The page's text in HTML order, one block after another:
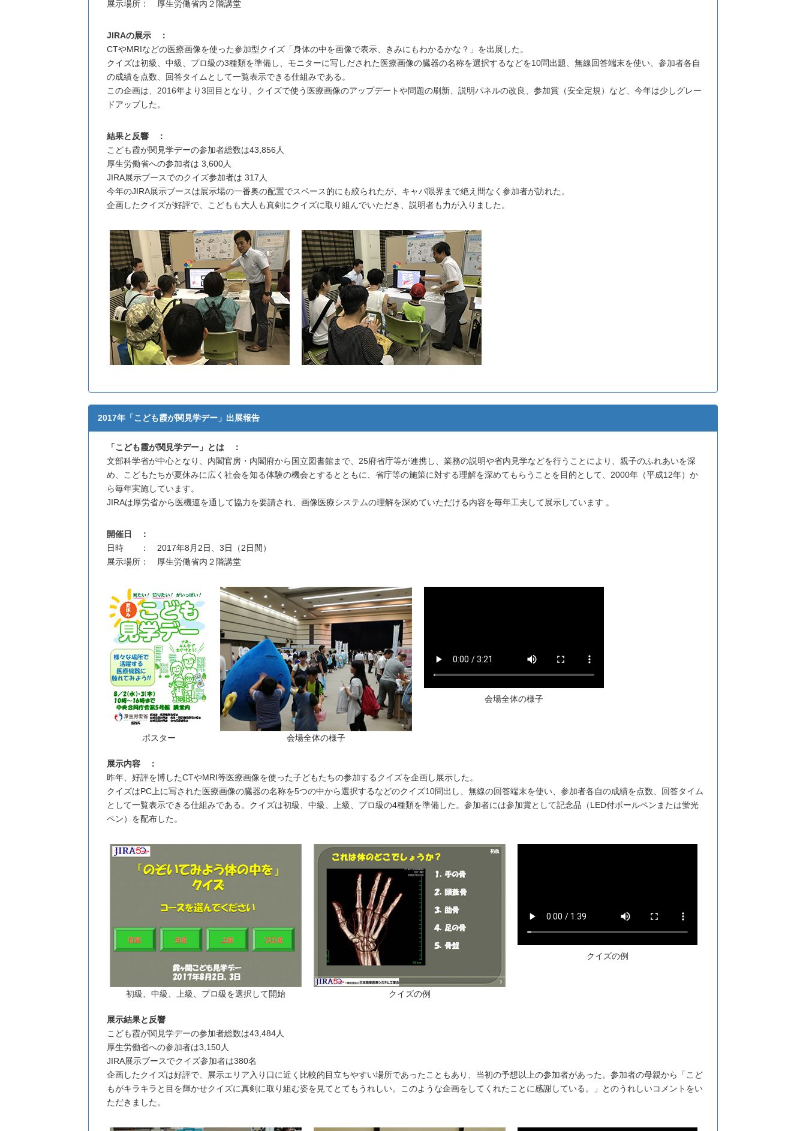
展示場所： 厚生労働省内２階講堂
JIRAの展示 ：
CTやMRIなどの医療画像を使った参加型クイズ「身体の中を画像で表示、きみにもわかるかな？」を出展した。
クイズは初級、中級、プロ級の3種類を準備し、モニターに写しだされた医療画像の臓器の名称を選択するなどを10問出題、無線回答端末を使い、参加者各自
の成績を点数、回答タイムとして一覧表示できる仕組みである。
この企画は、2016年より3回目となり、クイズで使う医療画像のアップデートや問題の刷新、説明パネルの改良、参加賞（安全定規）など、今年は少しグレー
ドアップした。
結果と反響 ：
こども霞が関見学デーの参加者総数は43,856人
厚生労働省への参加者は 3,600人
JIRA展示ブースでのクイズ参加者は 317人
今年のJIRA展示ブースは展示場の一番奥の配置でスペース的にも絞られたが、キャパ限界まで絶え間なく参加者が訪れた。
企画したクイズが好評で、こどもも大人も真剣にクイズに取り組んでいただき、説明者も力が入りました。
2017年「こども霞が関見学デー」出展報告
「こども霞が関見学デー」とは ：
文部科学省が中心となり、内閣官房・内閣府から国立図書館まで、25府省庁等が連携し、業務の説明や省内見学などを行うことにより、親子のふれあいを深
め、こどもたちが夏休みに広く社会を知る体験の機会とするとともに、省庁等の施策に対する理解を深めてもらうことを目的として、2000年（平成12年）か
ら毎年実施しています。
JIRAは厚労省から医機連を通して協力を要請され、画像医療システムの理解を深めていただける内容を毎年工夫して展示しています 。
開催日 ：
日時 ： 2017年8月2日、3日（2日間）
展示場所： 厚生労働省内２階講堂
ポスター 会場全体の様子
会場全体の様子
展示内容 ：
昨年、好評を博したCTやMRI等医療画像を使った子どもたちの参加するクイズを企画し展示した。
クイズはPC上に写された医療画像の臓器の名称を5つの中から選択するなどのクイズ10問出し、無線の回答端末を使い、参加者各自の成績を点数、回答タイム
として一覧表示できる仕組みである。クイズは初級、中級、上級、プロ級の4種類を準備した。参加者には参加賞として記念品（LED付ボールペンまたは蛍光
ペン）を配布した。
初級、中級、上級、プロ級を選択して開始 クイズの例
クイズの例
展示結果と反響
こども霞が関見学デーの参加者総数は43,484人
厚生労働省への参加者は3,150人
JIRA展示ブースでクイズ参加者は380名
企画したクイズは好評で、展示エリア入り口に近く比較的目立ちやすい場所であったこともあり、当初の予想以上の参加者があった。参加者の母親から「こど
もがキラキラと目を輝かせクイズに真剣に取り組む姿を見てとてもうれしい。このような企画をしてくれたことに感謝している。」とのうれしいコメントをい
ただきました。